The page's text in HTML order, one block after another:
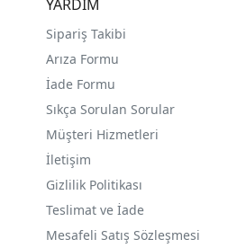
YARDIM
Sipariş Takibi
Arıza Formu
İade Formu
Sıkça Sorulan Sorular
Müşteri Hizmetleri
İletişim
Gizlilik Politikası
Teslimat ve İade
Mesafeli Satış Sözleşmesi